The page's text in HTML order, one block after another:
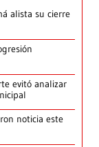
alista su cierre
evitó analizar
noticia este